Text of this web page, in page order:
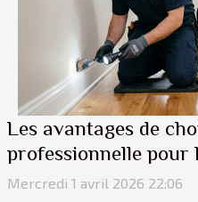
Les avantages de
professionnelle pour
Mercredi 1 avril 2026 22:06